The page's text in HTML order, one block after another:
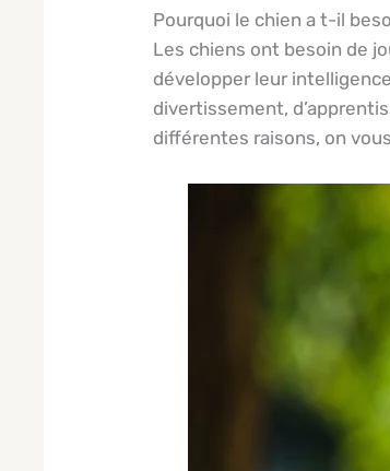
Pourquoi le chien a t-il
Les chiens ont besoin de
développer leur
divertissement,
différentes raisons, on